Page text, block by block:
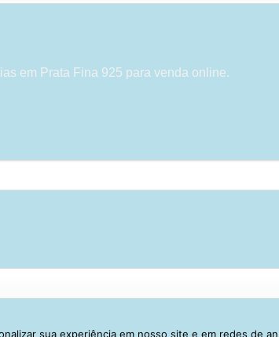
em Prata Fina 925 para venda online.
sua experiência em nosso site e em redes de